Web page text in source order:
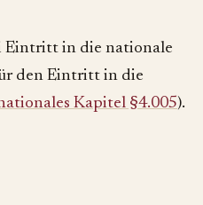
Eintritt in die nationale
den Eintritt in die
Kapitel §4.005).